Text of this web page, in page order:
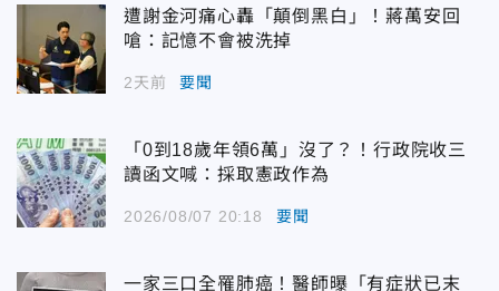
遭謝金河痛心轟「顛倒黑白」！蔣萬安回
嗆：記憶不會被洗掉
2天前 要聞
「0到18歲年領6萬」沒了？！行政院收三
讀函文喊：採取憲政作為
2026/08/07 20:18 要聞
一家三口全罹肺癌！醫師曝「有症狀已末